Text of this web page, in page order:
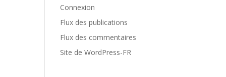
Connexion
Flux des publications
Flux des commentaires
Site de WordPress-FR